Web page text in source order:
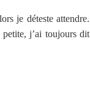
je déteste attendre.
j’ai toujours dit